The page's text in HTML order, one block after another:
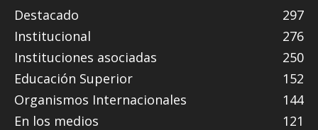
Destacado
297
Institucional
276
Instituciones asociadas
250
Educación Superior
152
Organismos Internacionales
144
En los medios
121